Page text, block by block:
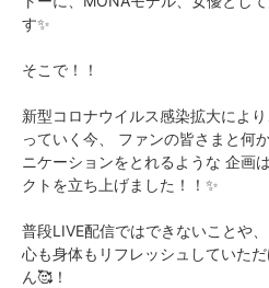
す✨
そこで！！
新型コロナウイルス感染拡大によ
っていく今、 ファンの皆さまと何
ニケーションをとれるような 企画
クトを立ち上げました！！✨
普段LIVE配信ではできないことや、
心も身体もリフレッシュしていた
ん🥰！